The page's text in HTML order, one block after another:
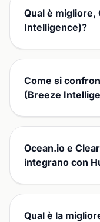
Qual è migliore,
Intelligence)?
Come si
(Breeze
Ocean.io e
integrano con
Qual è la